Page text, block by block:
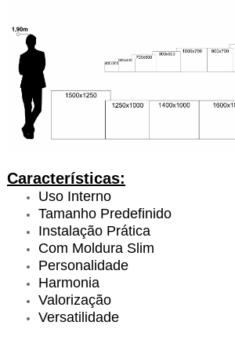
Características:
Uso Interno
Tamanho Predefinido
Instalação Prática
Com Moldura Slim
Personalidade
Harmonia
Valorização
Versatilidade